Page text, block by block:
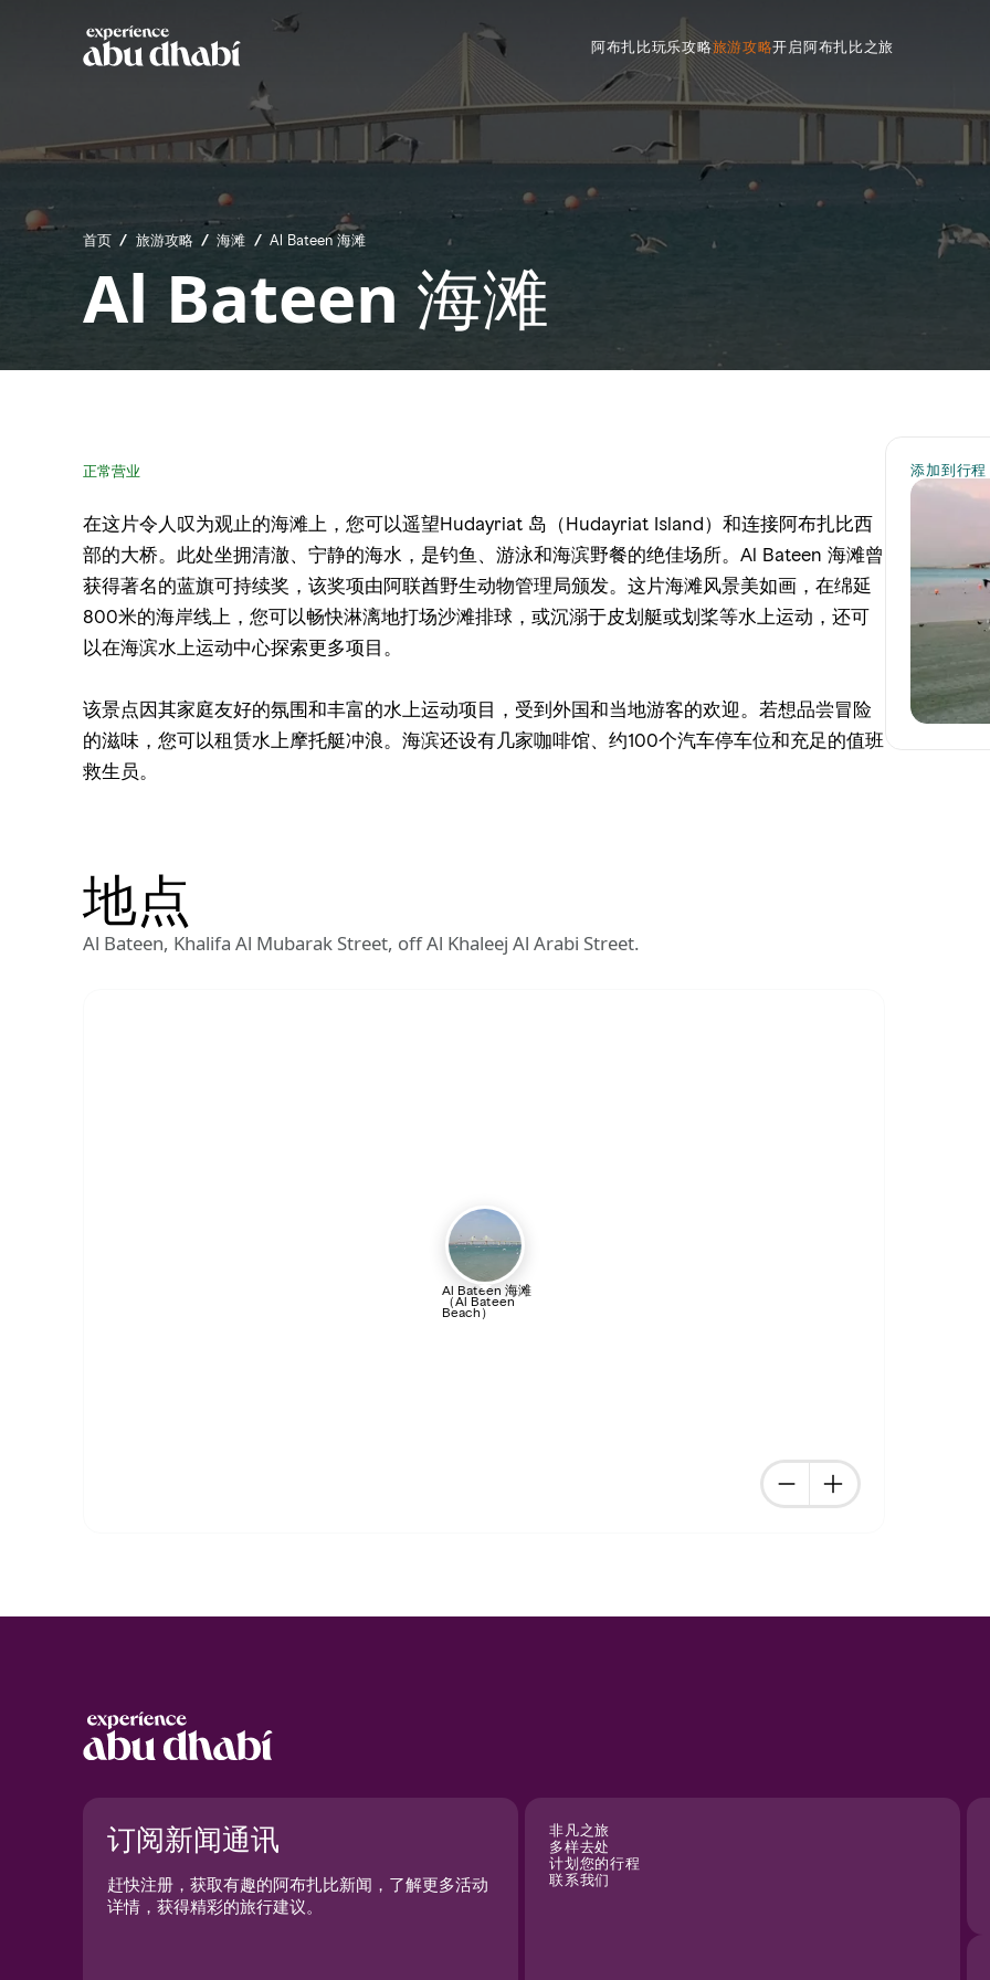
阿布扎比玩乐攻略旅游攻略开启阿布扎比之旅
首页 / 旅游攻略 / 海滩 / Al Bateen 海滩
Al Bateen 海滩
正常营业
在这片令人叹为观止的海滩上，您可以遥望Hudayriat 岛（Hudayriat Island）和连接阿布扎比西
部的大桥。此处坐拥清澈、宁静的海水，是钓鱼、游泳和海滨野餐的绝佳场所。Al Bateen 海滩曾
获得著名的蓝旗可持续奖，该奖项由阿联酋野生动物管理局颁发。这片海滩风景美如画，在绵延
800米的海岸线上，您可以畅快淋漓地打场沙滩排球，或沉溺于皮划艇或划桨等水上运动，还可
以在海滨水上运动中心探索更多项目。
该景点因其家庭友好的氛围和丰富的水上运动项目，受到外国和当地游客的欢迎。若想品尝冒险
的滋味，您可以租赁水上摩托艇冲浪。海滨还设有几家咖啡馆、约100个汽车停车位和充足的值班
救生员。
地点
Al Bateen, Khalifa Al Mubarak Street, off Al Khaleej Al Arabi Street.
Al Bateen 海滩
（Al Bateen
Beach）
添加到行程
订阅新闻通讯
赶快注册，获取有趣的阿布扎比新闻，了解更多活动
详情，获得精彩的旅行建议。
非凡之旅
多样去处
计划您的行程
联系我们